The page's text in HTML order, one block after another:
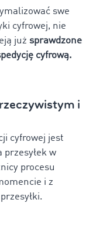
swe
cyfrowej, nie
już sprawdzone
cyfrową.
i
cyfrowej jest
w
procesu
i z